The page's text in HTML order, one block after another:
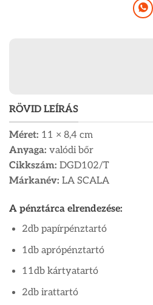
RÖVID LEÍRÁS
Méret: 11 × 8,4 cm
Anyaga: valódi bőr
Cikkszám: DGD102/T
Márkanév: LA SCALA
A pénztárca elrendezése:
2db papírpénztartó
1db aprópénztartó
11db kártyatartó
2db irattartó